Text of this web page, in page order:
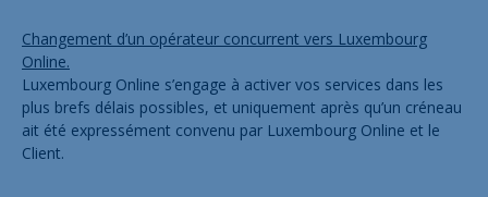
Changement d’un opérateur concurrent vers Luxembourg
Online.
Luxembourg Online s’engage à activer vos services dans les
plus brefs délais possibles, et uniquement après qu’un créneau
ait été expressément convenu par Luxembourg Online et le
Client.